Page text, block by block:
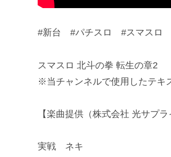
#新台 #パチスロ #スマスロ
スマスロ 北斗の拳 転生の章2
※当チャンネルで使用したテキ
【楽曲提供（株式会社 光サプラ
実戦 ネキ